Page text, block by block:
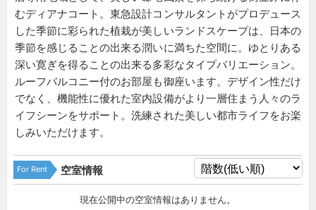
むディアナコート。東急設計コンサルタントがプロデュース
した季節に彩られた植栽が美しいランドスケープは、日本の
季節を感じることの出来る潤いに満ちた空間に。ゆとりある
深い寛ぎを得ることの出来る多彩なタイプバリエーション。
ルーフバルコニー付のお部屋も御座います。デザイン性だけ
でなく、機能性に優れた室内設備がより一層住まう人々のラ
イフシーンをサポート。洗練された美しい都市ライフをお楽
しみいただけます。
For Rent 空室情報
現在公開中の空室情報はありません。